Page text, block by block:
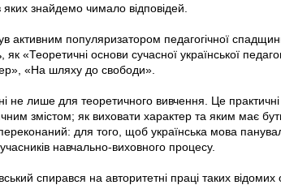
знайдемо чимало відповідей.
популяризатором педагогічної
«Теоретичні основи сучасної української
«На шляху до свободи».
не лише для теоретичного вивчення. Це
змістом; як виховати характер та яким має
для того, щоб українська мова
навчально-виховного процесу.
спирався на авторитетні праці таких відомих